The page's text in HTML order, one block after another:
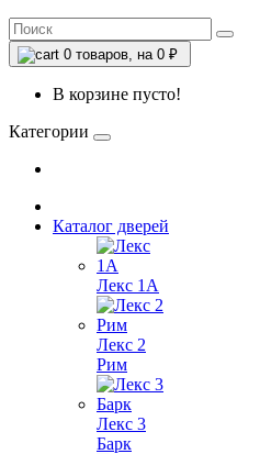
0 товаров, на 0 ₽
В корзине пусто!
Категории
Каталог дверей
Лекс 1А
Лекс 2
Рим
Лекс 3
Барк